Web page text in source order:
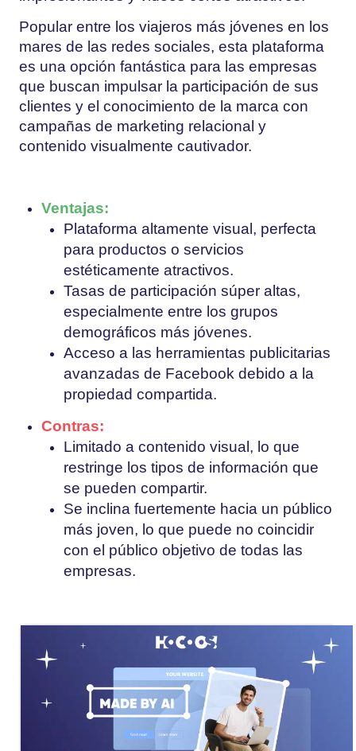
Popular entre los viajeros más jóvenes en los
mares de las redes sociales, esta plataforma
es una opción fantástica para las empresas
que buscan impulsar la participación de sus
clientes y el conocimiento de la marca con
campañas de marketing relacional y
contenido visualmente cautivador.
Ventajas:
Plataforma altamente visual, perfecta
para productos o servicios
estéticamente atractivos.
Tasas de participación súper altas,
especialmente entre los grupos
demográficos más jóvenes.
Acceso a las herramientas publicitarias
avanzadas de Facebook debido a la
propiedad compartida.
Contras:
Limitado a contenido visual, lo que
restringe los tipos de información que
se pueden compartir.
Se inclina fuertemente hacia un público
más joven, lo que puede no coincidir
con el público objetivo de todas las
empresas.